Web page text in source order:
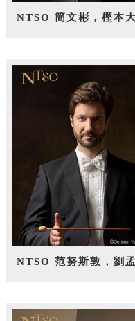
NTSO 簡文彬，樫本
NTSO 范努斯敦，劉